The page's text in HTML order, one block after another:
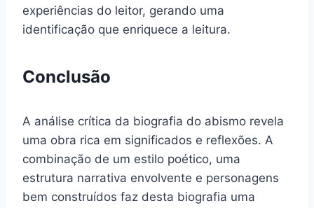
experiências do leitor, gerando uma
identificação que enriquece a leitura.
Conclusão
A análise crítica da biografia do abismo revela
uma obra rica em significados e reflexões. A
combinação de um estilo poético, uma
estrutura narrativa envolvente e personagens
bem construídos faz desta biografia uma